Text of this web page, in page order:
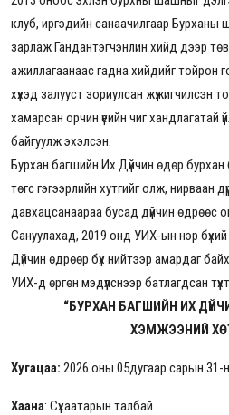
клуб, иргэдийн санаачилгаар
зарлаж Гандантэгчэнлин хийд дээр
ажиллагаанаас гадна хийдийг тойрон
хүүхэд залууст зориулсан жүжигчилсэн
хамарсан орчин үеийн чиг хандлагатай
байгуулж эхэлсэн.
Бурхан багшийн Их Дүйчин өдөр
төгс гэгээрлийн хутгийг олж, нирваан
давхацсанаараа бусад дүйчин өдрөөс
Сануулахад, 2019 онд УИХ-ын нэр бүхий
Дүйчин өдрөөр бүх нийтээр амардаг
УИХ-д өргөн мэдүүлснээр батлагдсан
“БУРХАН БАГШИЙН ИХ
ХЭМЖЭЭНИЙ
Хугацаа: 2026 оны 05дугаар сарын 31-
Хаана: Сүхаатарын талбай